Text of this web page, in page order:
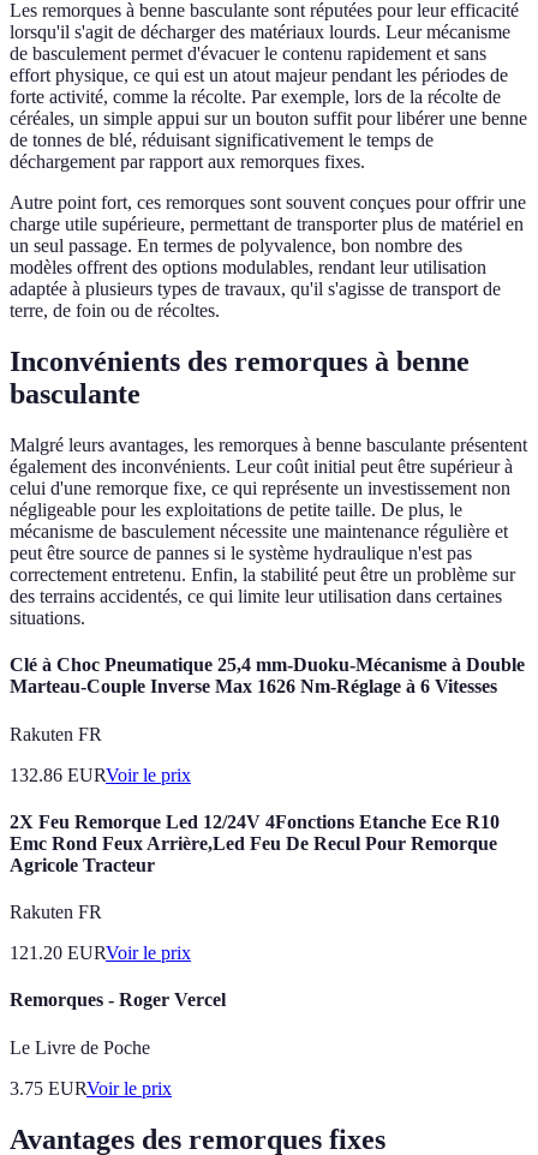
Les remorques à benne basculante sont réputées pour leur efficacité
lorsqu'il s'agit de décharger des matériaux lourds. Leur mécanisme
de basculement permet d'évacuer le contenu rapidement et sans
effort physique, ce qui est un atout majeur pendant les périodes de
forte activité, comme la récolte. Par exemple, lors de la récolte de
céréales, un simple appui sur un bouton suffit pour libérer une benne
de tonnes de blé, réduisant significativement le temps de
déchargement par rapport aux remorques fixes.
Autre point fort, ces remorques sont souvent conçues pour offrir une
charge utile supérieure, permettant de transporter plus de matériel en
un seul passage. En termes de polyvalence, bon nombre des
modèles offrent des options modulables, rendant leur utilisation
adaptée à plusieurs types de travaux, qu'il s'agisse de transport de
terre, de foin ou de récoltes.
Inconvénients des remorques à benne
basculante
Malgré leurs avantages, les remorques à benne basculante présentent
également des inconvénients. Leur coût initial peut être supérieur à
celui d'une remorque fixe, ce qui représente un investissement non
négligeable pour les exploitations de petite taille. De plus, le
mécanisme de basculement nécessite une maintenance régulière et
peut être source de pannes si le système hydraulique n'est pas
correctement entretenu. Enfin, la stabilité peut être un problème sur
des terrains accidentés, ce qui limite leur utilisation dans certaines
situations.
Clé à Choc Pneumatique 25,4 mm-Duoku-Mécanisme à Double
Marteau-Couple Inverse Max 1626 Nm-Réglage à 6 Vitesses
Rakuten FR
132.86 EURVoir le prix
2X Feu Remorque Led 12/24V 4Fonctions Etanche Ece R10
Emc Rond Feux Arrière,Led Feu De Recul Pour Remorque
Agricole Tracteur
Rakuten FR
121.20 EURVoir le prix
Remorques - Roger Vercel
Le Livre de Poche
3.75 EURVoir le prix
Avantages des remorques fixes